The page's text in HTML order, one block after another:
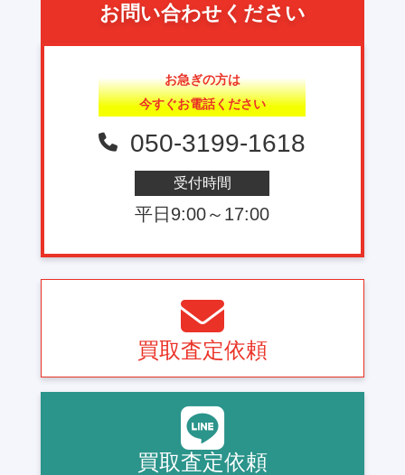
お問い合わせください
お急ぎの方は
今すぐお電話ください
050-3199-1618
受付時間
平日9:00～17:00
買取査定依頼
買取査定依頼